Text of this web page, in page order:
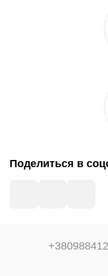
Поделиться в